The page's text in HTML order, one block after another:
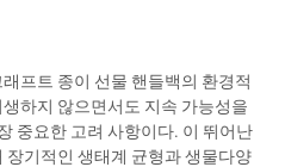
프트 종이 선물 핸들백의 환경적
하지 않으면서도 지속 가능성을
중요한 고려 사항이다. 이 뛰어난
장기적인 생태계 균형과 생물다양